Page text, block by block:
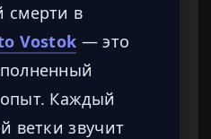
смерти в
Vostok — это
Каждый
ветки звучит